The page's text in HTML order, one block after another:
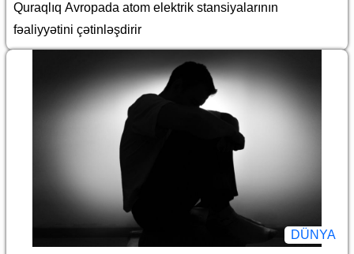
Quraqlıq Avropada atom elektrik stansiyalarının
fəaliyyətini çətinləşdirir
DÜNYA